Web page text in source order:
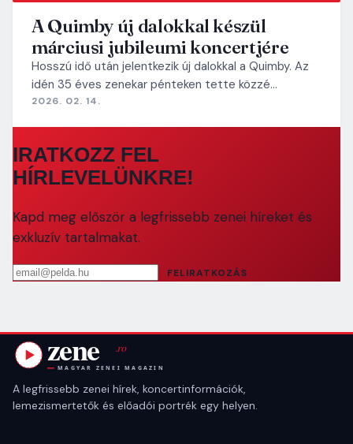
A Quimby új dalokkal készül
márciusi jubileumi koncertjére
Hosszú idő után jelentkezik új dalokkal a Quimby. Az
idén 35 éves zenekar pénteken tette közzé…
2026. 02. 14.
IRATKOZZ FEL
HÍRLEVELÜNKRE!
Kapd meg először a legfrissebb zenei híreket és
exkluzív tartalmakat.
Email cím
FELIRATKOZÁS
A legfrissebb zenei hírek, koncertinformációk,
lemezismertetők és előadói portrék egy helyen.